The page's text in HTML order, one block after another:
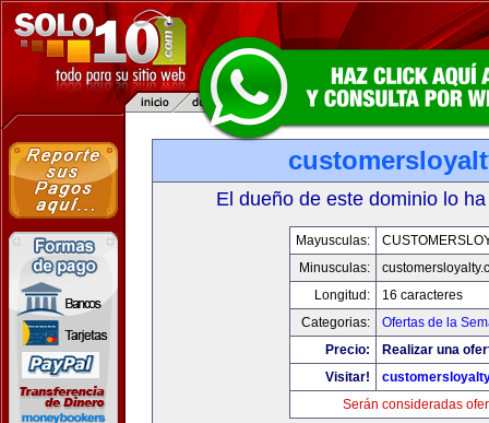
El dueño de este dominio lo
Mayusculas:
Minusculas:
Longitud:
16 caracteres
Categorias:
Ofertas de la
Precio:
Realizar una
Visitar!
Serán consideradas